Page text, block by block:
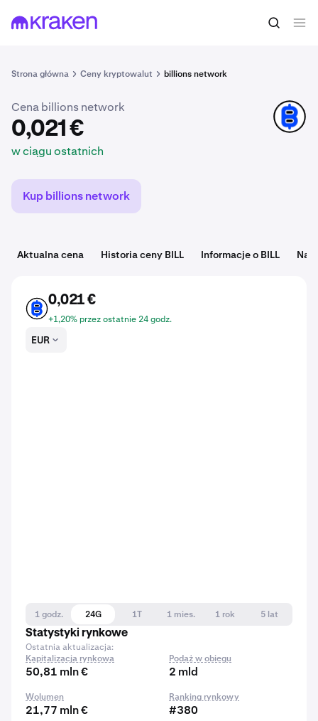
Strona główna Ceny kryptowalut billions network
0,021 € Kup BILL
Cena billions network
0,021 €
w ciągu ostatnich
BILL
Kup billions network
Aktualna cena Historia ceny BILL Informacje o BILL
BILL
0,021 €
+1,20% przez ostatnie 24 godz.
EUR
1 godz. 24G 1T 1 mies. 1 rok
5 lat
Statystyki rynkowe
Ostatnia aktualizacja:
Kapitalizacja rynkowa
50,81 mln €
Podaż w obiegu
2 mld
Wolumen
21,77 mln €
Ranking rynkowy
#380